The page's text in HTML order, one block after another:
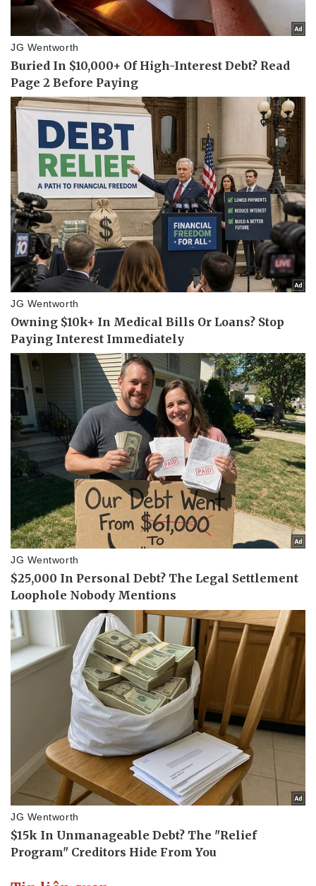
Thể thao
Bóng đá
Lịch thi đấu bóng đá
Thế giới thể thao
eSports
Hậu trường
Ô tô - Xe máy
Ô tô
Xe máy
Tư vấn